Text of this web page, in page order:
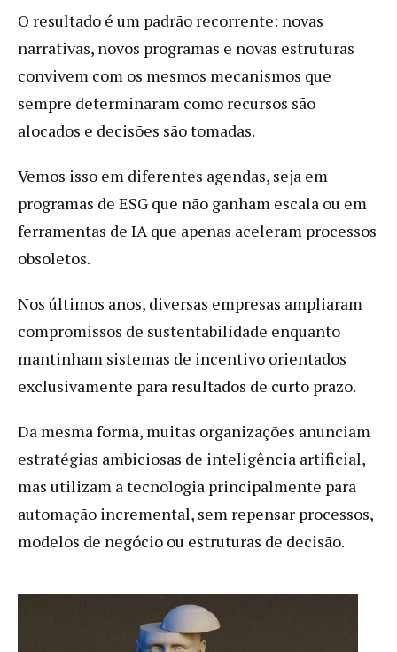
O resultado é um padrão recorrente: novas
narrativas, novos programas e novas estruturas
convivem com os mesmos mecanismos que
sempre determinaram como recursos são
alocados e decisões são tomadas.
Vemos isso em diferentes agendas, seja em
programas de ESG que não ganham escala ou em
ferramentas de IA que apenas aceleram processos
obsoletos.
Nos últimos anos, diversas empresas ampliaram
compromissos de sustentabilidade enquanto
mantinham sistemas de incentivo orientados
exclusivamente para resultados de curto prazo.
Da mesma forma, muitas organizações anunciam
estratégias ambiciosas de inteligência artificial,
mas utilizam a tecnologia principalmente para
automação incremental, sem repensar processos,
modelos de negócio ou estruturas de decisão.